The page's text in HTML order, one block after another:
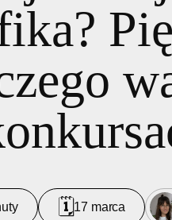
🗓17 marca